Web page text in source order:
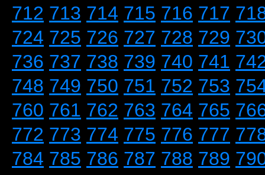
712 713 714 715 716 717
724 725 726 727 728 729
736 737 738 739 740 741
748 749 750 751 752 753
760 761 762 763 764 765
772 773 774 775 776 777
784 785 786 787 788 789